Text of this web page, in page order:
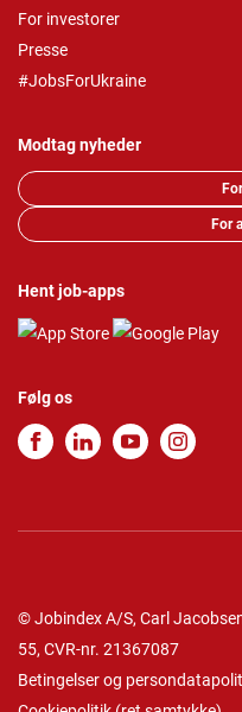
For investorer
Presse
#JobsForUkraine
Modtag nyheder
For
Hent job-apps
Følg os
© Jobindex A/S, Carl
55, CVR-nr. 21367087
Betingelser og